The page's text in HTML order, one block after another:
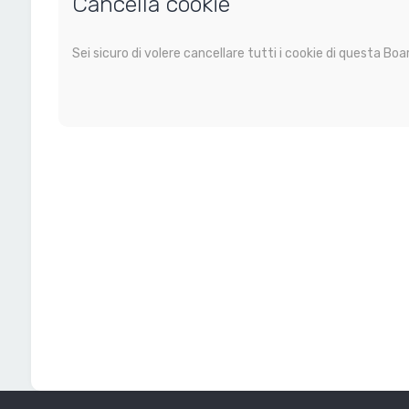
Sei sicuro di volere cancellare tutti i cookie di questa